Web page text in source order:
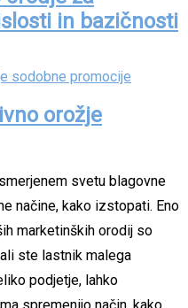
in bazičnosti
orožje
svetu blagovne
načine, kako izstopati. Eno
marketinških orodij so
ste lastnik malega
podjetje, lahko